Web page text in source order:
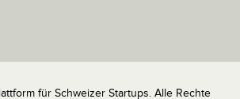
für Schweizer Startups. Alle Rechte